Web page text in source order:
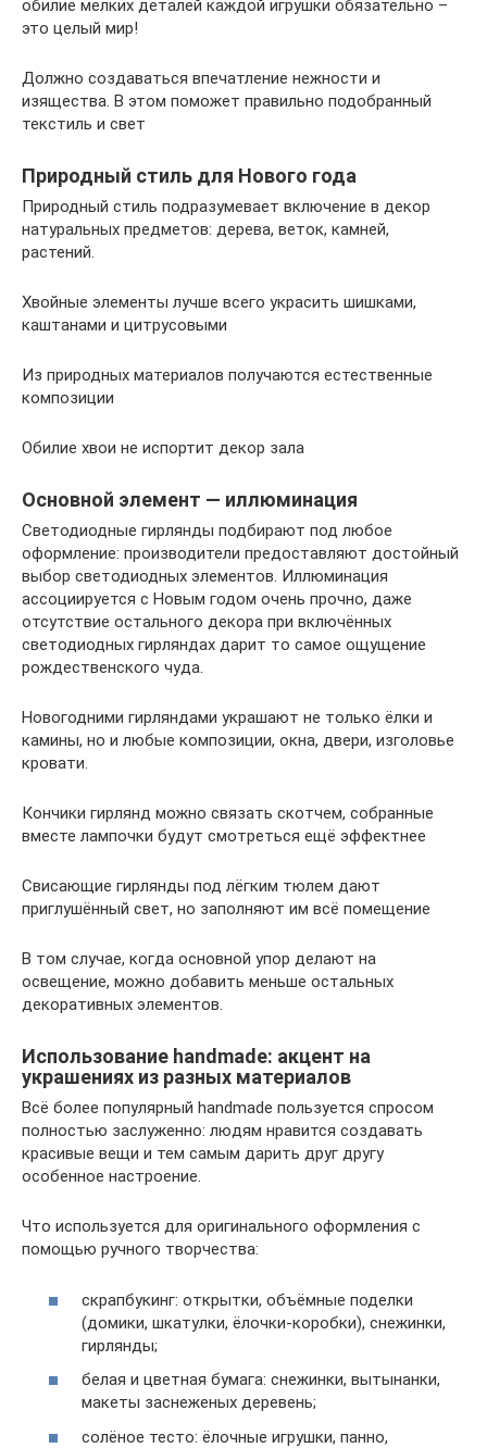
обилие мелких деталей каждой игрушки обязательно –
это целый мир!
Должно создаваться впечатление нежности и
изящества. В этом поможет правильно подобранный
текстиль и свет
Природный стиль для Нового года
Природный стиль подразумевает включение в декор
натуральных предметов: дерева, веток, камней,
растений.
Хвойные элементы лучше всего украсить шишками,
каштанами и цитрусовыми
Из природных материалов получаются естественные
композиции
Обилие хвои не испортит декор зала
Основной элемент — иллюминация
Светодиодные гирлянды подбирают под любое
оформление: производители предоставляют достойный
выбор светодиодных элементов. Иллюминация
ассоциируется с Новым годом очень прочно, даже
отсутствие остального декора при включённых
светодиодных гирляндах дарит то самое ощущение
рождественского чуда.
Новогодними гирляндами украшают не только ёлки и
камины, но и любые композиции, окна, двери, изголовье
кровати.
Кончики гирлянд можно связать скотчем, собранные
вместе лампочки будут смотреться ещё эффектнее
Свисающие гирлянды под лёгким тюлем дают
приглушённый свет, но заполняют им всё помещение
В том случае, когда основной упор делают на
освещение, можно добавить меньше остальных
декоративных элементов.
Использование handmade: акцент на
украшениях из разных материалов
Всё более популярный handmade пользуется спросом
полностью заслуженно: людям нравится создавать
красивые вещи и тем самым дарить друг другу
особенное настроение.
Что используется для оригинального оформления с
помощью ручного творчества:
скрапбукинг: открытки, объёмные поделки
(домики, шкатулки, ёлочки-коробки), снежинки,
гирлянды;
белая и цветная бумага: снежинки, вытынанки,
макеты заснеженых деревень;
солёное тесто: ёлочные игрушки, панно,